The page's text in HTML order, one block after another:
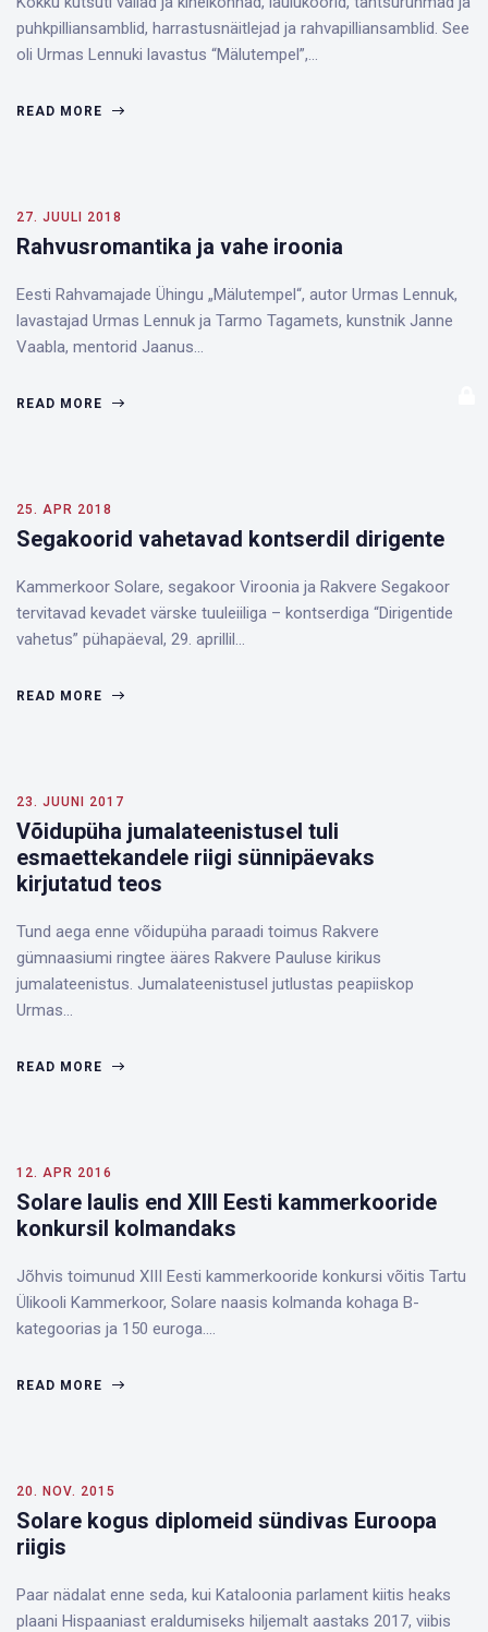
puhkpilliansamblid, harrastusnäitlejad ja rahvapilliansamblid. See
oli Urmas Lennuki lavastus “Mälutempel”,…
READ MORE
27. JUULI 2018
Rahvusromantika ja vahe iroonia
Eesti Rahvamajade Ühingu „Mälutempel“, autor Urmas Lennuk,
lavastajad Urmas Lennuk ja Tarmo Tagamets, kunstnik Janne
Vaabla, mentorid Jaanus…
READ MORE
25. APR 2018
Segakoorid vahetavad kontserdil dirigente
Kammerkoor Solare, segakoor Viroonia ja Rakvere Segakoor
tervitavad kevadet värske tuuleiiliga – kontserdiga “Dirigentide
vahetus” pühapäeval, 29. aprillil…
READ MORE
23. JUUNI 2017
Võidupüha jumalateenistusel tuli
esmaettekandele riigi sünnipäevaks
kirjutatud teos
Tund aega enne võidupüha paraadi toimus Rakvere
gümnaasiumi ringtee ääres Rakvere Pauluse kirikus
jumalateenistus. Jumalateenistusel jutlustas peapiiskop
Urmas…
READ MORE
12. APR 2016
Solare laulis end XIII Eesti kammerkooride
konkursil kolmandaks
Jõhvis toimunud XIII Eesti kammerkooride konkursi võitis Tartu
Ülikooli Kammerkoor, Solare naasis kolmanda kohaga B-
kategoorias ja 150 euroga.…
READ MORE
20. NOV. 2015
Solare kogus diplomeid sündivas Euroopa
riigis
Paar nädalat enne seda, kui Kataloonia parlament kiitis heaks
plaani Hispaaniast eraldumiseks hiljemalt aastaks 2017, viibis